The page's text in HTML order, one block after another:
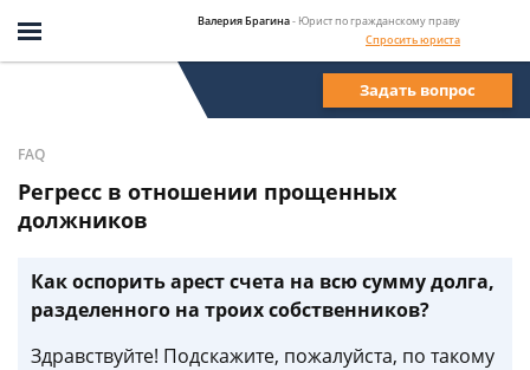
Валерия Брагина- Юрист по гражданскому праву
Спросить юриста
Задать вопрос
FAQ
Регресс в отношении прощенных
должников
Как оспорить арест счета на всю сумму долга,
разделенного на троих собственников?
Здравствуйте! Подскажите, пожалуйста, по такому